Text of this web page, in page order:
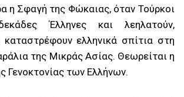
η Σφαγή της Φώκαιας, όταν Τούρκοι
Έλληνες και λεηλατούν,
ελληνικά σπίτια στη
της Μικράς Ασίας. Θεωρείται η
Γενοκτονίας των Ελλήνων.